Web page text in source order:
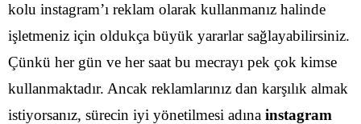
kolu instagram’ı reklam olarak kullanmanız halinde
işletmeniz için oldukça büyük yararlar sağlayabilirsiniz.
Çünkü her gün ve her saat bu mecrayı pek çok kimse
kullanmaktadır. Ancak reklamlarınız dan karşılık almak
istiyorsanız, sürecin iyi yönetilmesi adına instagram